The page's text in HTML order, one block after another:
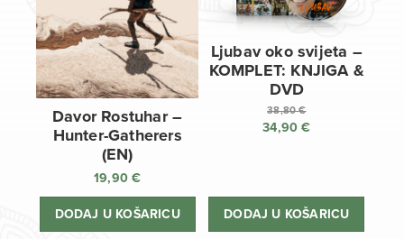
Davor Rostuhar –
Hunter-Gatherers
(EN)
19,90€
DODAJ U KOŠARICU
Ljubav oko svijeta –
KOMPLET: KNJIGA &
DVD
38,80€
Izvorna
38,80 €.
34,90€
34,90 €.
DODAJ U KOŠARICU